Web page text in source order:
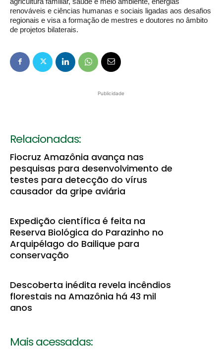
renováveis e ciências humanas e sociais ligadas aos desafios
regionais e visa a formação de mestres e doutores no âmbito
de projetos bilaterais.
Publicidade
Relacionadas:
Fiocruz Amazônia avança nas
pesquisas para desenvolvimento de
testes para detecção do vírus
causador da gripe aviária
Expedição científica é feita na
Reserva Biológica do Parazinho no
Arquipélago do Bailique para
conservação
Descoberta inédita revela incêndios
florestais na Amazônia há 43 mil
anos
Mais acessadas: